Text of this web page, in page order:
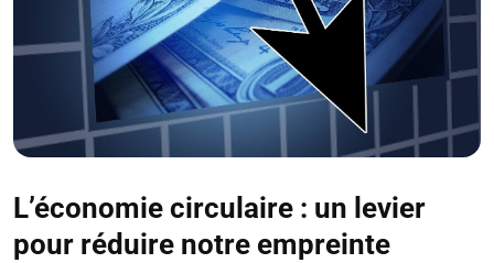
L’économie circulaire : un levier
pour réduire notre empreinte